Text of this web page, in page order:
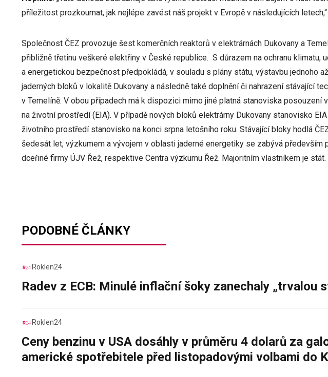
příležitost prozkoumat, jak nejlépe zavést náš projekt v Evropě v následujících
Společnost ČEZ provozuje šest komerčních reaktorů v elektrárnách Dukovany a
přibližně třetinu veškeré elektřiny v České republice. S důrazem na ochranu klimatu,
a energetickou bezpečnost předpokládá, v souladu s plány státu, výstavbu jednoho
jaderných bloků v lokalitě Dukovany a následně také doplnění či nahrazení stávající
v Temelíně. V obou případech má k dispozici mimo jiné platná stanoviska posouzení
na životní prostředí (EIA). V případě nových bloků elektrárny Dukovany stanovisko
životního prostředí stanovisko na konci srpna letošního roku. Stávající bloky hodlá
šedesát let, výzkumem a vývojem v oblasti jaderné energetiky se zabývá především
dceřiné firmy ÚJV Řež, respektive Centra výzkumu Řež. Majoritním vlastníkem je stát.
PODOBNÉ ČLÁNKY
Roklen24
Radev z ECB: Minulé inflační šoky zanechaly „trvalou
Roklen24
Ceny benzinu v USA dosáhly v průměru 4 dolarů za
americké spotřebitele před listopadovými volbami do